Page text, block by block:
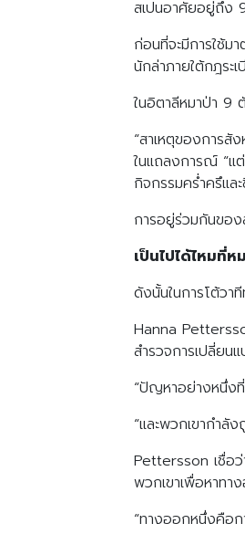
สเปนอาศัยอยู่ถึง
ก่อนที่จะมีการใช้ม
นักล่าภายใต้กฎระ
ในอิตาลีหมาป่า 9
“สาเหตุของการ
ในแถลงการณ์ “แ
กิจกรรมคร่ำครึแล
การอยู่ร่วมกันของ
เป็นไปได้ไหมที่
ดังนั้นในการโต้วา
Hanna
สำรวจการเปลี่ยน
“ปัญหาอย่างหนึ่ง
“และพวกเขากำลั
Pettersson เชื่อว่
พวกเขาเพื่อหาท
“ทางออกหนึ่งคือก